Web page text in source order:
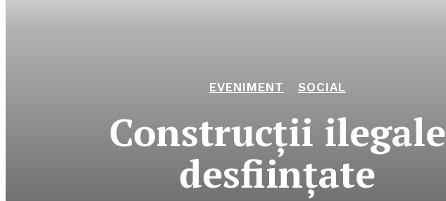
EVENIMENT SOCIAL
Construcţii ilegale
desfiinţate